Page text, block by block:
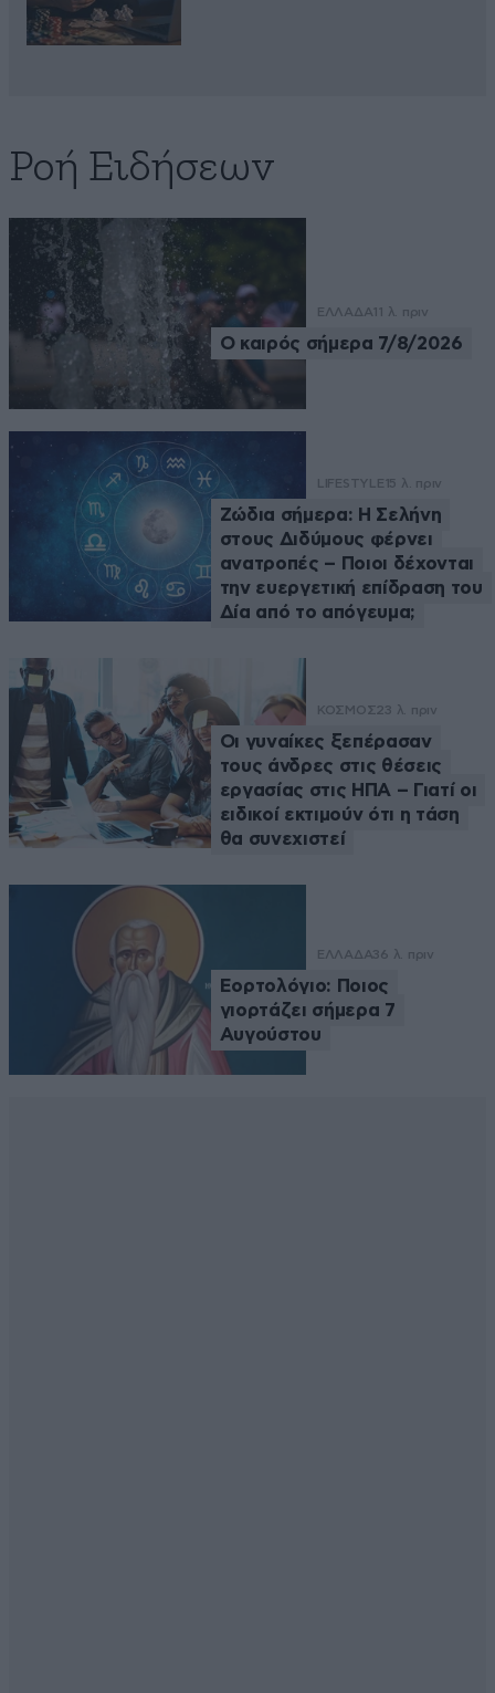
Ροή Ειδήσεων
ΕΛΛΑΔΑ 11 λ. πριν
Ο καιρός σήμερα 7/8/2026
LIFESTYLE 15 λ. πριν
Ζώδια σήμερα: Η Σελήνη
στους Διδύμους φέρνει
ανατροπές – Ποιοι δέχονται
την ευεργετική επίδραση του
Δία από το απόγευμα;
ΚΟΣΜΟΣ23 λ. πριν
Οι γυναίκες ξεπέρασαν
τους άνδρες στις θέσεις
εργασίας στις ΗΠΑ – Γιατί οι
ειδικοί εκτιμούν ότι η τάση
θα συνεχιστεί
ΕΛΛΑΔΑ36 λ. πριν
Εορτολόγιο: Ποιος
γιορτάζει σήμερα 7
Αυγούστου